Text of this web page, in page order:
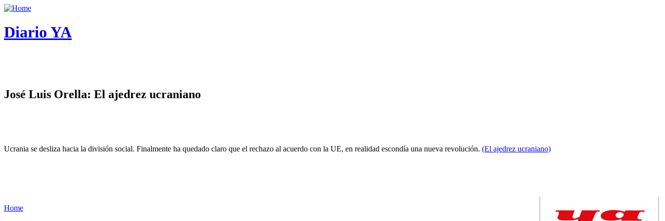
Diario YA
José Luis Orella: El ajedrez ucraniano
Ucrania se desliza hacia la división social. Finalmente ha quedado claro que el rechazo al acuerdo con la UE, en realidad escondía una nueva revolución. (El ajedrez ucraniano)
Home